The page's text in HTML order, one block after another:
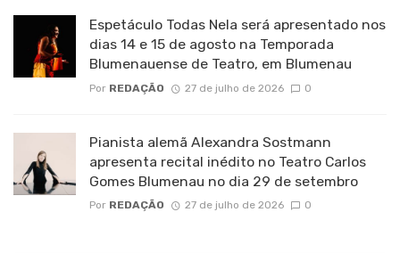
Espetáculo Todas Nela será apresentado nos
dias 14 e 15 de agosto na Temporada
Blumenauense de Teatro, em Blumenau
Por REDAÇÃO 27 de julho de 2026 0
Pianista alemã Alexandra Sostmann
apresenta recital inédito no Teatro Carlos
Gomes Blumenau no dia 29 de setembro
Por REDAÇÃO 27 de julho de 2026 0